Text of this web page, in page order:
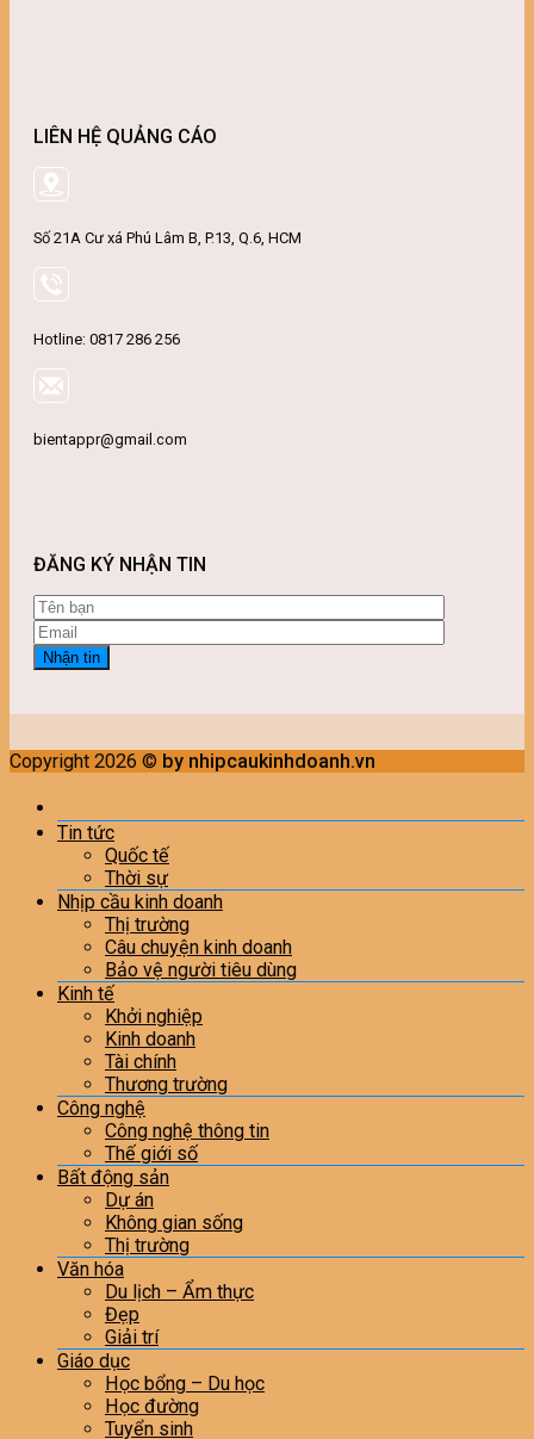
LIÊN HỆ QUẢNG CÁO
Số 21A Cư xá Phú Lâm B, P.13, Q.6, HCM
Hotline: 0817 286 256
bientappr@gmail.com
ĐĂNG KÝ NHẬN TIN
Copyright 2026 © by nhipcaukinhdoanh.vn
Tin tức
Quốc tế
Thời sự
Nhịp cầu kinh doanh
Thị trường
Câu chuyện kinh doanh
Bảo vệ người tiêu dùng
Kinh tế
Khởi nghiệp
Kinh doanh
Tài chính
Thương trường
Công nghệ
Công nghệ thông tin
Thế giới số
Bất động sản
Dự án
Không gian sống
Thị trường
Văn hóa
Du lịch – Ẩm thực
Đẹp
Giải trí
Giáo dục
Học bổng – Du học
Học đường
Tuyển sinh